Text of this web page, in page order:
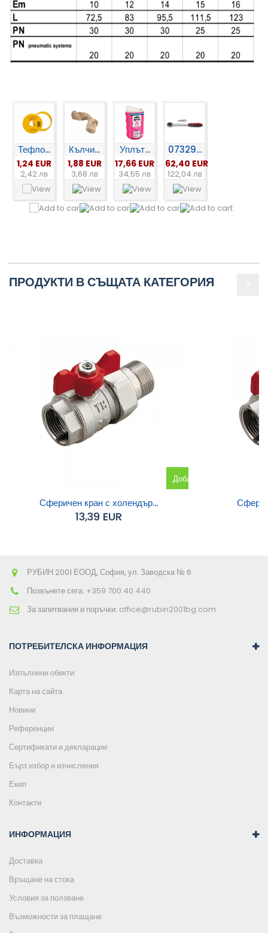
Тефло...
1,24 EUR
2,42 лв
Кълчи...
1,88 EUR
3,68 лв
Уплът...
17,66 EUR
34,55 лв
07329...
62,40 EUR
122,04 лв
ПРОДУКТИ В СЪЩАТА КАТЕГОРИЯ
Добавяне
Сферичен кран с холендър...
13,39 EUR
РУБИН 2001 ЕООД, София, ул. Заводска № 6
Позвънете сега: +359 700 40 440
За запитвания и поръчки: office@rubin2001bg.com
ПОТРЕБИТЕЛСКА ИНФОРМАЦИЯ
Изпълнени обекти
Карта на сайта
Новини
Референции
Сертификати и декларации
Бърз избор и изчисления
Екип
Контакти
ИНФОРМАЦИЯ
Доставка
Връщане на стока
Условия за ползване
Възможности за плащане